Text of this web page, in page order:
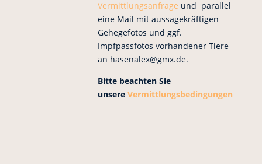
Vermittlungsanfrage und parallel
eine Mail mit aussagekräftigen
Gehegefotos und ggf.
Impfpassfotos vorhandener Tiere
an hasenalex@gmx.de.
Bitte beachten Sie
unsere Vermittlungsbedingungen